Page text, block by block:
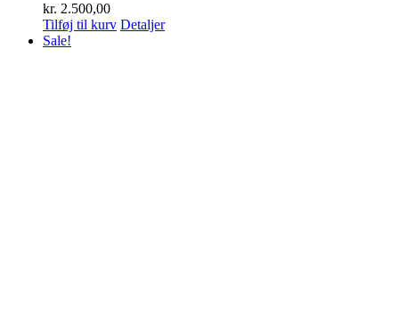
kr. 2.500,00
Tilføj til kurv Detaljer
Sale!